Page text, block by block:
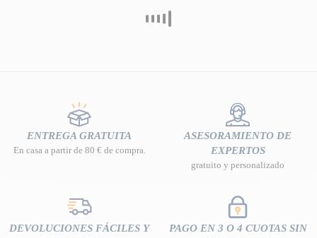
ENTREGA GRATUITA
En casa a partir de 80 € de compra.
ASESORAMIENTO DE
EXPERTOS
gratuito y personalizado
DEVOLUCIONES FÁCILES Y
PAGO EN 3 O 4 CUOTAS SIN